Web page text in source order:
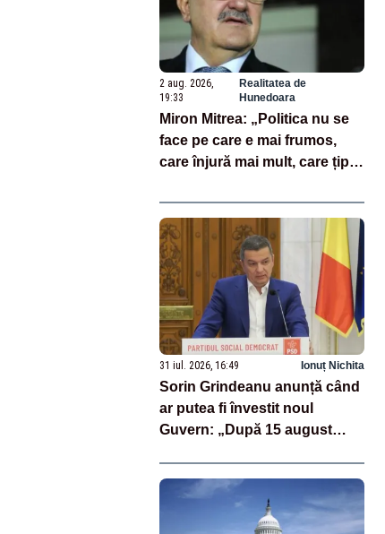
2 aug. 2026,
19:33
Realitatea de
Hunedoara
Miron Mitrea: „Politica nu se
face pe care e mai frumos,
care înjură mai mult, care țipă
31 iul. 2026, 16:49 Ionuț Nichita
Sorin Grindeanu anunță când
ar putea fi învestit noul
Guvern: „După 15 august